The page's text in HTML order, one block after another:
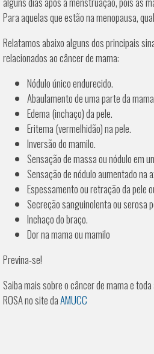
Para aquelas que estão na menopausa,
Relatamos abaixo alguns dos principais
relacionados ao câncer de mama:
Nódulo único endurecido.
Abaulamento de uma parte da
Edema (inchaço) da pele.
Eritema (vermelhidão) na pele.
Inversão do mamilo.
Sensação de massa ou nódulo em
Sensação de nódulo aumentado na
Espessamento ou retração da pele
Secreção sanguinolenta ou serosa
Inchaço do braço.
Dor na mama ou mamilo
Previna-se!
Saiba mais sobre o câncer de mama e
ROSA no site daAMUCC